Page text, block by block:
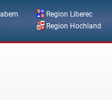
Direkt zum Inhalt
Region Liberec
Region Hochland